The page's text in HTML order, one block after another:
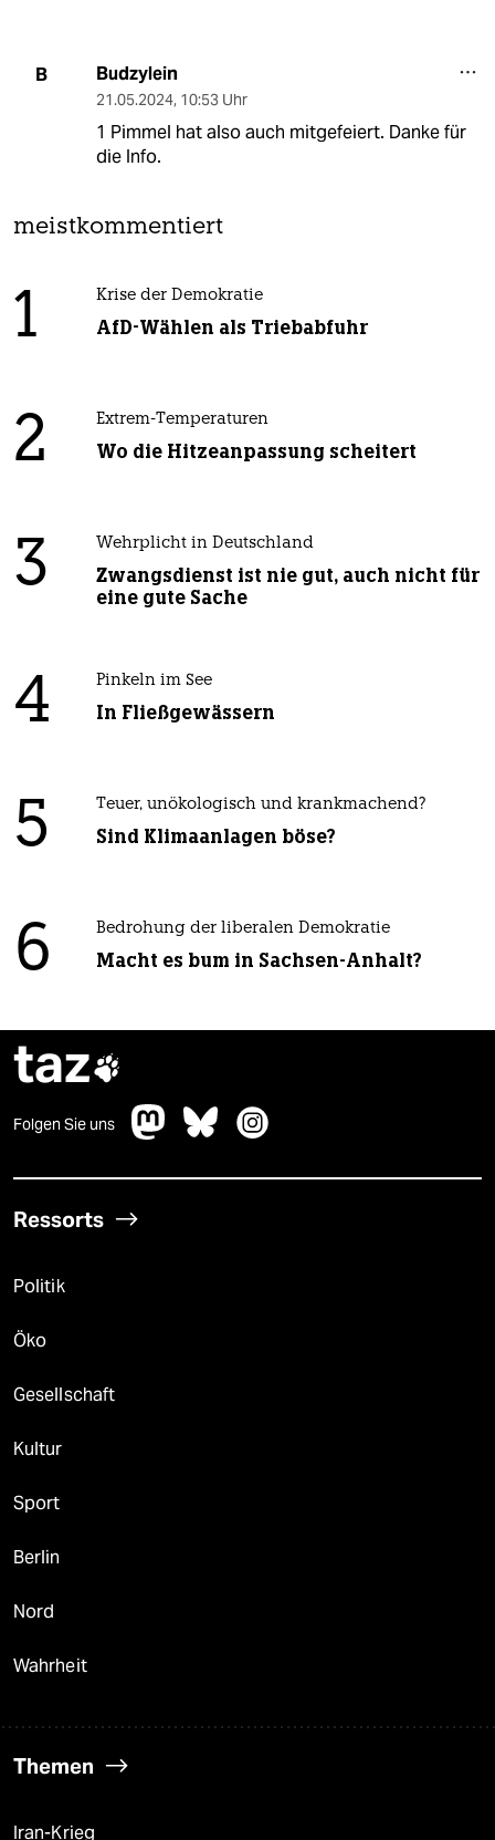
B Budzylein
21.05.2024, 10:53 Uhr
1 Pimmel hat also auch mitgefeiert. Danke für
die Info.
meistkommentiert
1 Krise der Demokratie
AfD-Wählen als Triebabfuhr
2 Extrem-Temperaturen
Wo die Hitzeanpassung scheitert
3 Wehrplicht in Deutschland
Zwangsdienst ist nie gut, auch nicht für
eine gute Sache
4 Pinkeln im See
In Fließgewässern
5 Teuer, unökologisch und krankmachend?
Sind Klimaanlagen böse?
6 Bedrohung der liberalen Demokratie
Macht es bum in Sachsen-Anhalt?
taz
Folgen Sie uns
Ressorts
Politik
Öko
Gesellschaft
Kultur
Sport
Berlin
Nord
Wahrheit
Themen
Iran-Krieg